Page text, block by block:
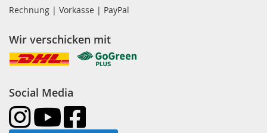
Rechnung | Vorkasse | PayPal
Wir verschicken mit
Social Media